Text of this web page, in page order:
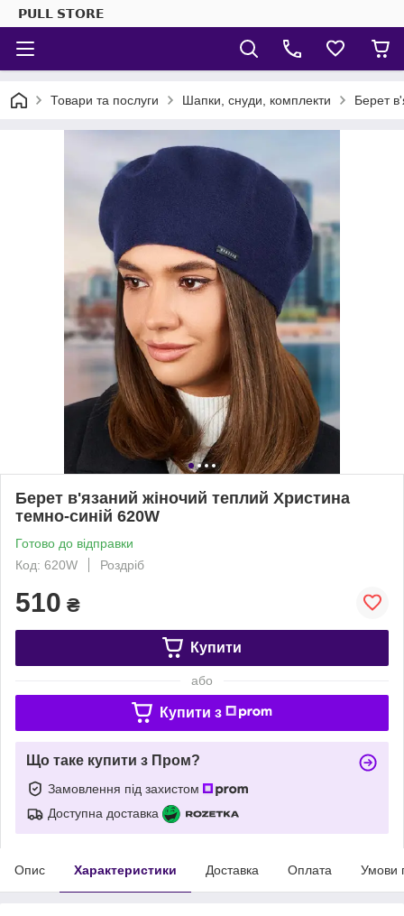
𝗣𝗨𝗟𝗟 𝗦𝗧𝗢𝗥𝗘
Товари та послуги Шапки, снуди, комплекти Берет
Берет в'язаний жіночий теплий Христина
темно-синій 620W
Готово до відправки
Код: 620W
Роздріб
510 ₴
Купити
або
Купити з
Що таке купити з Пром?
Замовлення під захистом
Доступна доставка
Опис Характеристики Доставка Оплата Умови